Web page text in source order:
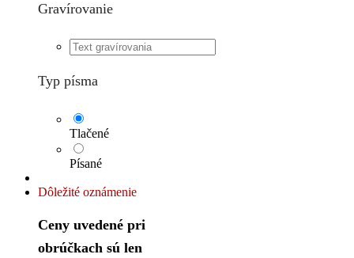
Gravírovanie
Typ písma
Tlačené
Písané
Dôležité oznámenie
Ceny uvedené pri
obrúčkach sú len